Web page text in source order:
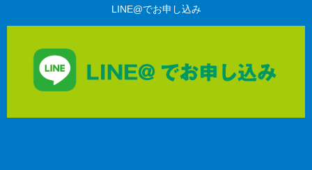
LINE@でお申し込み